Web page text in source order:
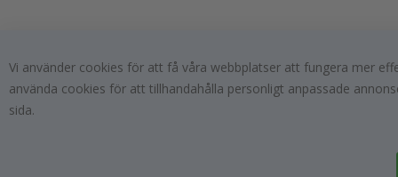
Vi använder cookies för att få våra webbplatser att fungera mer
använda cookies för att tillhandahålla personligt anpassade
sida.